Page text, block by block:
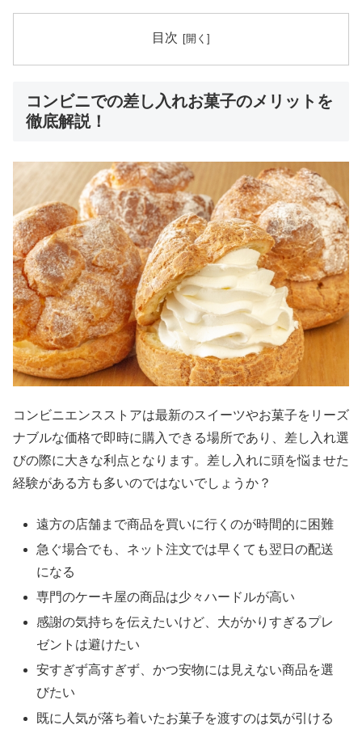
目次
コンビニでの差し入れお菓子のメリットを
徹底解説！
コンビニエンスストアは最新のスイーツやお菓子をリーズ
ナブルな価格で即時に購入できる場所であり、差し入れ選
びの際に大きな利点となります。差し入れに頭を悩ませた
経験がある方も多いのではないでしょうか？
遠方の店舗まで商品を買いに行くのが時間的に困難
急ぐ場合でも、ネット注文では早くても翌日の配送
になる
専門のケーキ屋の商品は少々ハードルが高い
感謝の気持ちを伝えたいけど、大がかりすぎるプレ
ゼントは避けたい
安すぎず高すぎず、かつ安物には見えない商品を選
びたい
既に人気が落ち着いたお菓子を渡すのは気が引ける